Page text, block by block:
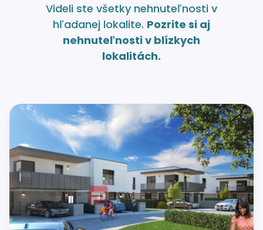
Videli ste všetky nehnuteľnosti v
hľadanej lokalite. Pozrite si aj
nehnuteľnosti v blízkych
lokalitách.